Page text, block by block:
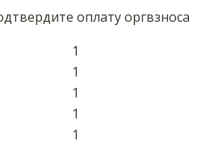
оплату оргвзноса
1
1
1
1
1